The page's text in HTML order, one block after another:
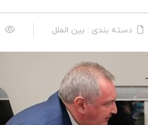
دسته بندی : بین الملل